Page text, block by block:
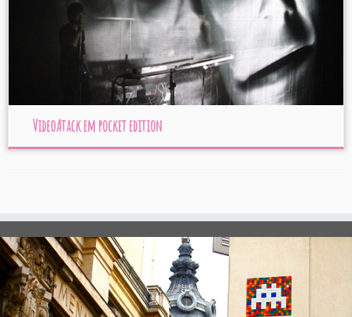
VideoAtack em pocket edition